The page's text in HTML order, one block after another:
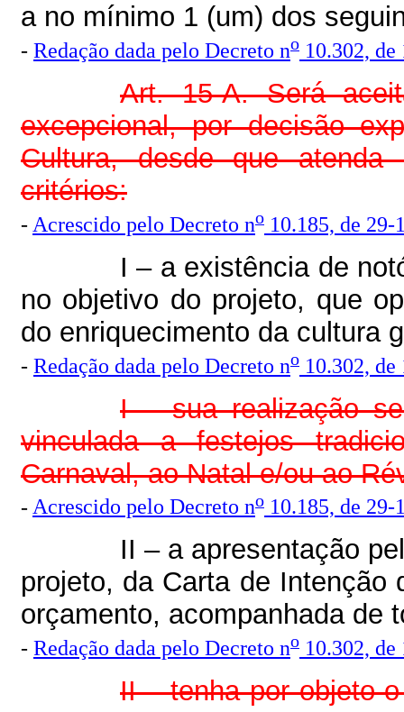
a no mínimo 1 (um) dos
- Redação dada pelo Decreto no 10.302,
Art. 15-A. Será
excepcional, por decisão
Cultura, desde que
critérios:
- Acrescido pelo Decreto no 10.185, de 29-
I – a existência de
no objetivo do projeto, que
do enriquecimento da cultura
- Redação dada pelo Decreto no 10.302,
I – sua realização
vinculada a festejos
Carnaval, ao Natal e/ou ao
-Acrescido pelo Decreto no 10.185, de 29-
II – a apresentação
projeto, da Carta de
orçamento, acompanhada de
- Redação dada pelo Decreto no 10.302,
II – tenha por objeto